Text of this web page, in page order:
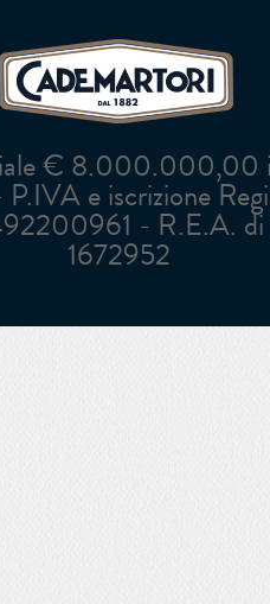
€ 8.000.000,00
e iscrizione
- R.E.A. di
1672952